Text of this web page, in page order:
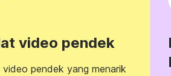
video pendek
video pendek yang menarik